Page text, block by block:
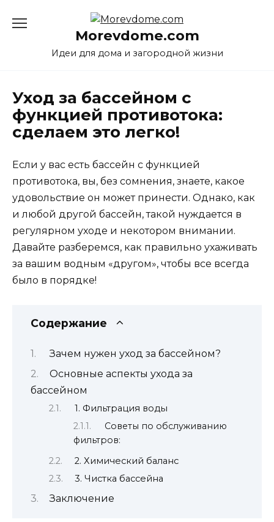
Morevdome.com
Идеи для дома и загородной жизни
Уход за бассейном с
функцией противотока:
сделаем это легко!
Если у вас есть бассейн с функцией
противотока, вы, без сомнения, знаете, какое
удовольствие он может принести. Однако, как
и любой другой бассейн, такой нуждается в
регулярном уходе и некотором внимании.
Давайте разберемся, как правильно ухаживать
за вашим водным «другом», чтобы все всегда
было в порядке!
Содержание
Зачем нужен уход за бассейном?
Основные аспекты ухода за
бассейном
1. Фильтрация воды
Советы по обслуживанию
фильтров:
2. Химический баланс
3. Чистка бассейна
Заключение